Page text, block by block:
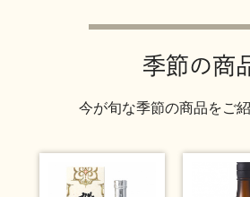
美味しい地酒の選び方
お問い合わせ
季節の商
今が旬な季節の商品をご紹